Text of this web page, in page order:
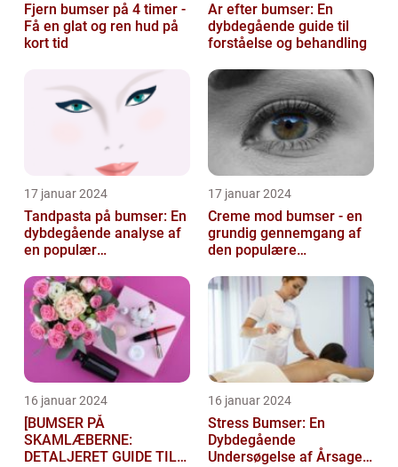
Fjern bumser på 4 timer -
Få en glat og ren hud på
kort tid
Ar efter bumser: En
dybdegående guide til
forståelse og behandling
17 januar 2024
Tandpasta på bumser: En
dybdegående analyse af
en populær
17 januar 2024
Creme mod bumser - en
grundig gennemgang af
den populære
16 januar 2024
[BUMSER PÅ
SKAMLÆBERNE:
DETALJERET GUIDE TIL
16 januar 2024
Stress Bumser: En
Dybdegående
Undersøgelse af Årsager,